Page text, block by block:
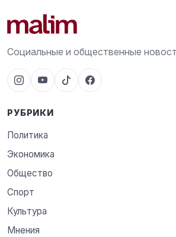
Социальные и общественные
РУБРИКИ
Политика
Экономика
Общество
Спорт
Культура
Мнения